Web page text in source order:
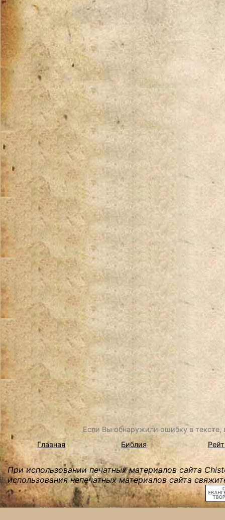
Если Вы обнаружили ошибку в
Главная
Библия
При использовании печатных материалов сайта
использования непечатных материалов сайта